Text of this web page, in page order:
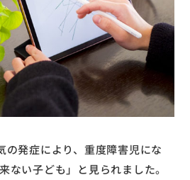
の発症により、重度障害児にな
ない子ども」と見られました。